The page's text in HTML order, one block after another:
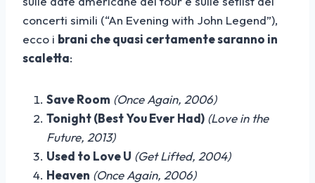
concerti simili (“An Evening with John Legend”),
ecco i brani che quasi certamente saranno in
scaletta:
Save Room (Once Again, 2006)
Tonight (Best You Ever Had) (Love in the
Future, 2013)
Used to Love U (Get Lifted, 2004)
Heaven (Once Again, 2006)